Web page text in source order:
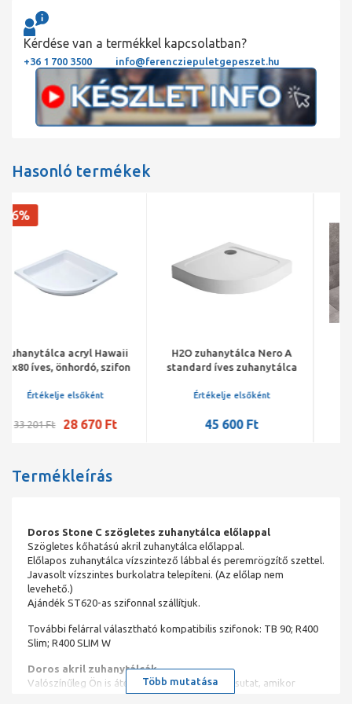
Kérdése van a termékkel kapcsolatban?
+36 1 700 3500 info@ferencziepuletgepeszet.hu
Hasonló termékek
H2O zuhanytálca Nero A
standard íves zuhanytálca
Értékelje elsőként
45 600 Ft
Radaway Doros Stone A
akril zuhanytálca
fekete
Értékelje elsőként
68 850 Ft
Termékleírás
Doros Stone C szögletes zuhanytálca előlappal
Szögletes kőhatású akril zuhanytálca előlappal.
Előlapos zuhanytálca vízszintező lábbal és peremrögzítő szettel.
Javasolt vízszintes burkolatra telepíteni. (Az előlap nem
levehető.)
Ajándék ST620-as szifonnal szállítjuk.
További felárral választható kompatibilis szifonok: TB 90; R400
Slim; R400 SLIM W
Doros akril zuhanytálcák
Valószínűleg Ön is átélt már érzelmi hullámvasutat, amikor
meglát egy zuhanyzót, egy kádat vagy egy zuhanytálcát, és azt
Több mutatása